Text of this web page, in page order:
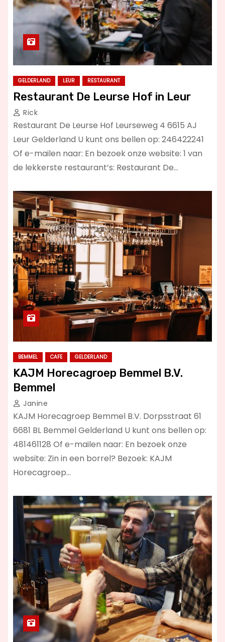
GELDERLAND LEUR RESTAURANT
Restaurant De Leurse Hof in Leur
Rick
Restaurant De Leurse Hof Leurseweg 4 6615 AJ
Leur Gelderland U kunt ons bellen op: 246422241
Of e-mailen naar: En bezoek onze website: 1 van
de lekkerste restaurant’s: Restaurant De…
BEMMEL CAFE GELDERLAND
KAJM Horecagroep Bemmel B.V.
Bemmel
Janine
KAJM Horecagroep Bemmel B.V. Dorpsstraat 61
6681 BL Bemmel Gelderland U kunt ons bellen op:
481461128 Of e-mailen naar: En bezoek onze
website: Zin in een borrel? Bezoek: KAJM
Horecagroep…